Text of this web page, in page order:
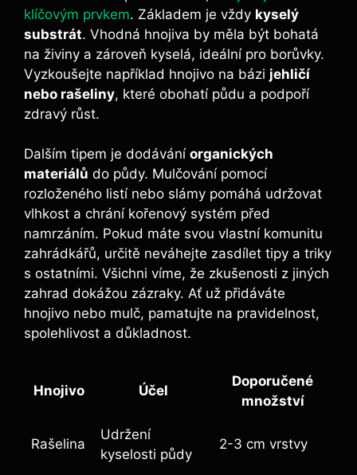
klíčovým prvkem. Základem je vždy‍ kyselý
substrát. ⁤Vhodná hnojiva ⁢by měla být bohatá
⁣na živiny a ⁢zároveň kyselá, ‌ideální pro‌ borůvky.
Vyzkoušejte například hnojivo na bázi jehličí
nebo rašeliny, které obohatí půdu⁤ a podpoří
zdravý růst.
Dalším ⁢tipem je dodávání organických
materiálů do půdy. Mulčování pomocí
rozloženého listí nebo⁤ slámy⁣ pomáhá⁤ udržovat
vlhkost⁤ a‌ chrání ⁢kořenový systém před
namrzáním. ‍Pokud máte svou vlastní komunitu
zahrádkářů, určitě neváhejte zasdílet tipy a triky
s ostatními. Všichni víme, že ⁣zkušenosti z jiných
zahrad ​dokážou zázraky.​ Ať⁢ už přidáváte
hnojivo nebo mulč, ⁣pamatujte na⁤ pravidelnost,
spolehlivost a důkladnost.
Hnojivo Účel
Doporučené
množství
Rašelina
Udržení⁤
kyselosti půdy
2-3 cm ‌vrstvy